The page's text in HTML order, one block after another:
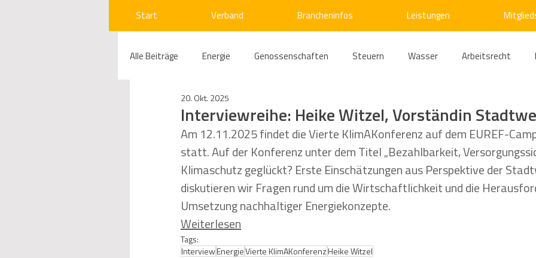
Start Verband Brancheninfos Leistungen
Alle Beiträge Energie Genossenschaften Steuern Wasser Arbeitsrecht
Compliance Gas
Beihilfenrecht Kraftwerke Kälte Verkehr Entsorgung/Abfall
Regulierung Wettbewerbs- und Kartellrecht Europarecht
Telekommunikation Gesellschaftsrecht E-Mobilität
Interviewreihe: Heike Witzel, Vorständin
20. Okt. 2025
Am 12.11.2025 findet die Vierte KlimAKonferenz auf dem EUREF-
statt. Auf der Konferenz unter dem Titel „Bezahlbarkeit,
Klimaschutz geglückt? Erste Einschätzungen aus Perspektive der
diskutieren wir Fragen rund um die Wirtschaftlichkeit und die
Umsetzung nachhaltiger Energiekonzepte.
Weiterlesen
Tags:
InterviewEnergieVierte KlimAKonferenzHeike Witzel